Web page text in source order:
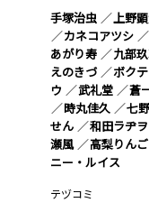
手塚治虫
上野
カネコアツシ
あがり寿
九部
えのきづ
ボク
ウ
武礼堂
蒼
時丸佳久
七
せん
和田ラヂヲ
瀬風
高梨りんご
ニー・ルイス
テヅコミ